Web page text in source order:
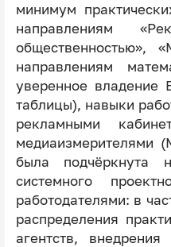
минимум
направлениям
общественностью»,
направлениям
уверенное владение
таблицы), навыки
рекламными
медиаизмерителями
была подчёркнута
системного
работодателями: в
распределения
агентств,